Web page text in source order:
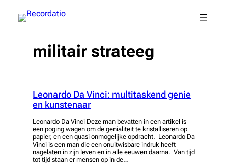
naar
militair strateeg
Leonardo Da Vinci: multitaskend genie
en kunstenaar
Leonardo Da Vinci Deze man bevatten in een artikel is
een poging wagen om de genialiteit te kristalliseren op
papier, en een quasi onmogelijke opdracht. Leonardo Da
Vinci is een man die een onuitwisbare indruk heeft
nagelaten in zijn leven en in alle eeuwen daarna. Van tijd
tot tijd staan er mensen op in de…